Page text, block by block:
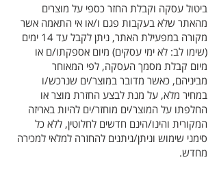
ביטול עסקה וקבלת החזר כספי על מוצרים
מהאתר שלא בעקבות פגם ו/או אי התאמה אשר
מקורה במפעילת האתר, ניתן לקבל עד 14 ימים
(שימו לב: לא ימי עסקים) מיום אספקתו/ם או
מיום קבלת מסמך העסקה, לפי המאוחר
מביניהם, כאשר מדובר במוצר/ים שנרכש/ו
במחיר מלא, על מנת לבצע החזרת מוצר או
החלפתו על המוצר/ים מוחזר/ים להיות באריזה
המקורית והינו/הינם חדשים לחלוטין, ללא כל
סימני שימוש וניתן/ניתנים להחזרה למלאי למכירה
מחדש.